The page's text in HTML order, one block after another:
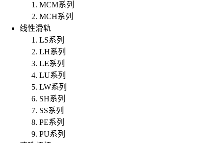
MCM系列
MCH系列
线性滑轨
LS系列
LH系列
LE系列
LU系列
LW系列
SH系列
SS系列
PE系列
PU系列